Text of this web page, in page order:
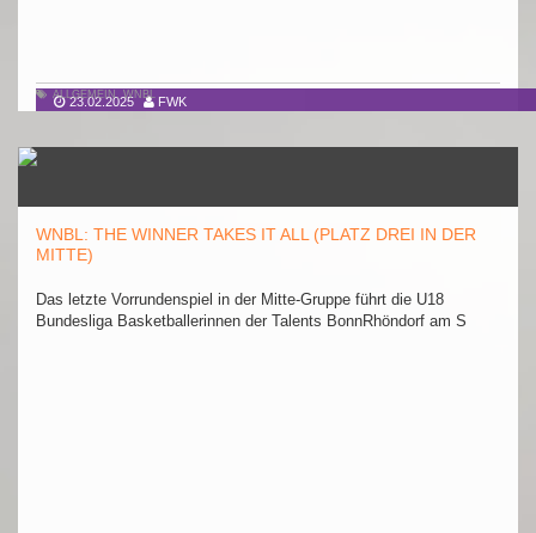
23.02.2025 FWK
ALLGEMEIN,WNBL
WNBL: THE WINNER TAKES IT ALL (PLATZ DREI IN DER
MITTE)
Das letzte Vorrundenspiel in der Mitte-Gruppe führt die U18
Bundesliga Basketballerinnen der Talents BonnRhöndorf am S